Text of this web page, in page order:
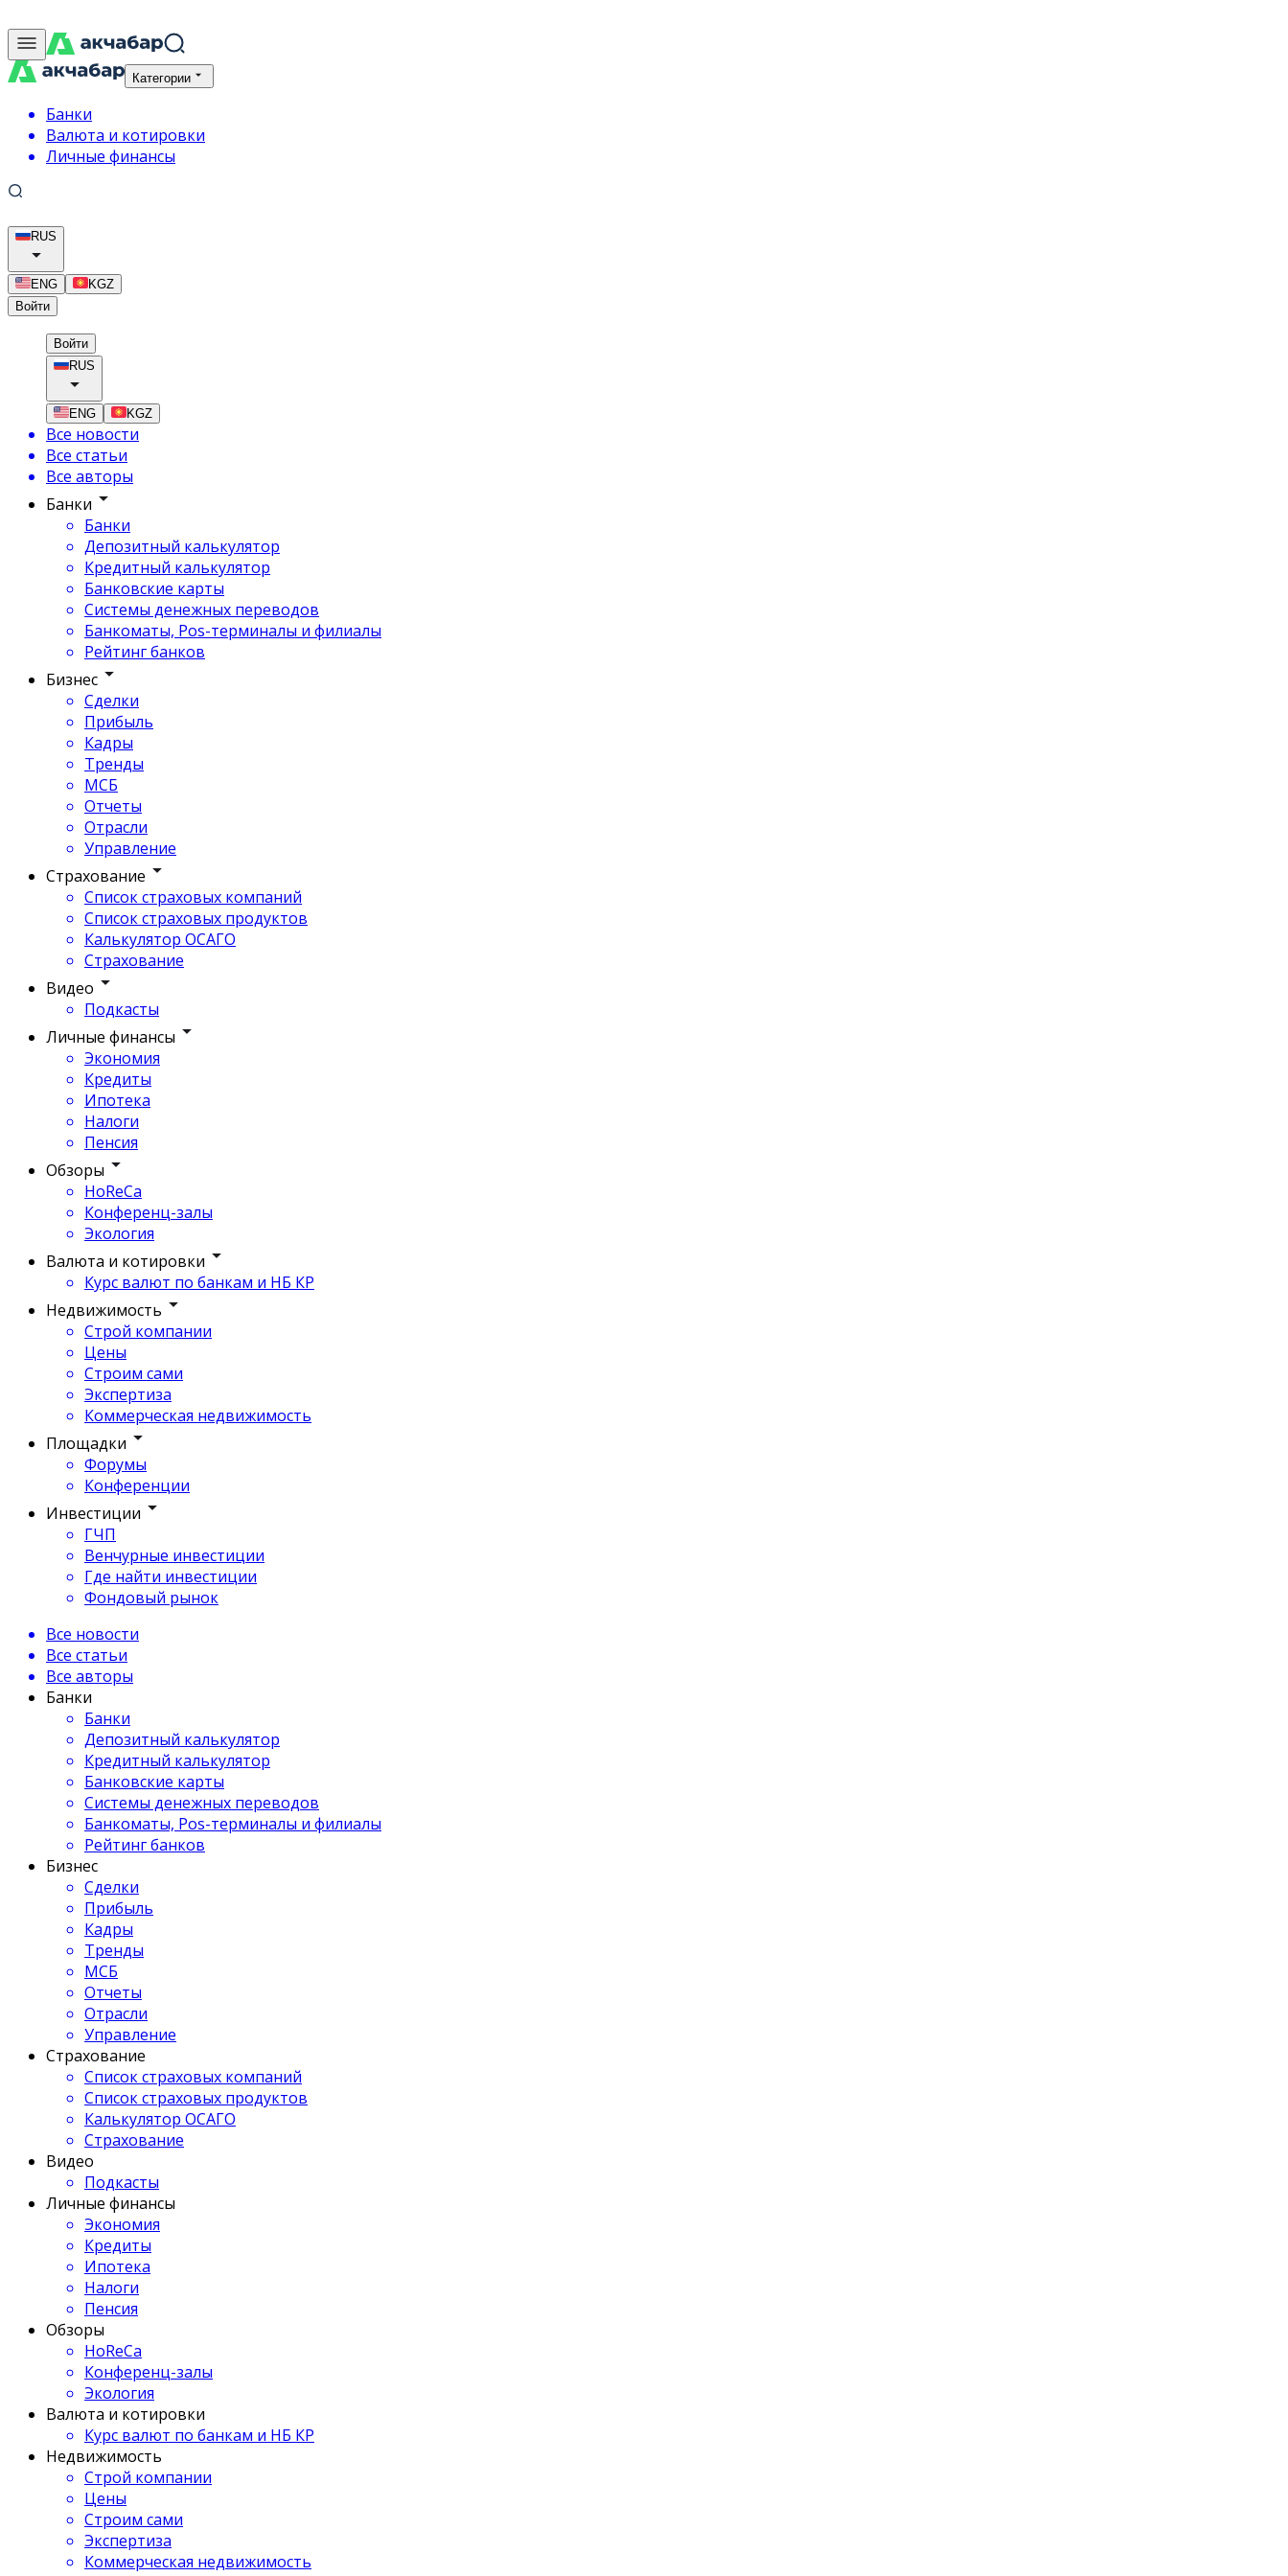
Категории
Банки
Валюта и котировки
Личные финансы
RUS
ENG
KGZ
Войти
Войти
RUS
ENG KGZ
Все новости
Все статьи
Все авторы
Банки
Банки
Депозитный калькулятор
Кредитный калькулятор
Банковские карты
Системы денежных переводов
Банкоматы, Pos-терминалы и филиалы
Рейтинг банков
Бизнес
Сделки
Прибыль
Кадры
Тренды
МСБ
Отчеты
Отрасли
Управление
Страхование
Список страховых компаний
Список страховых продуктов
Калькулятор ОСАГО
Страхование
Видео
Подкасты
Личные финансы
Экономия
Кредиты
Ипотека
Налоги
Пенсия
Обзоры
HoReCa
Конференц-залы
Экология
Валюта и котировки
Курс валют по банкам и НБ КР
Недвижимость
Строй компании
Цены
Строим сами
Экспертиза
Коммерческая недвижимость
Площадки
Форумы
Конференции
Инвестиции
ГЧП
Венчурные инвестиции
Где найти инвестиции
Фондовый рынок
Все новости
Все статьи
Все авторы
Банки
Банки
Депозитный калькулятор
Кредитный калькулятор
Банковские карты
Системы денежных переводов
Банкоматы, Pos-терминалы и филиалы
Рейтинг банков
Бизнес
Сделки
Прибыль
Кадры
Тренды
МСБ
Отчеты
Отрасли
Управление
Страхование
Список страховых компаний
Список страховых продуктов
Калькулятор ОСАГО
Страхование
Видео
Подкасты
Личные финансы
Экономия
Кредиты
Ипотека
Налоги
Пенсия
Обзоры
HoReCa
Конференц-залы
Экология
Валюта и котировки
Курс валют по банкам и НБ КР
Недвижимость
Строй компании
Цены
Строим сами
Экспертиза
Коммерческая недвижимость